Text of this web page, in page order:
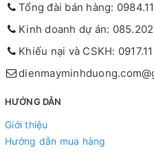
Tổng đài bán hàng:
Kinh doanh dự án:
Khiếu nại và CSKH:
HƯỚNG DẪN
Giới thiệu
Hướng dẫn mua hàng